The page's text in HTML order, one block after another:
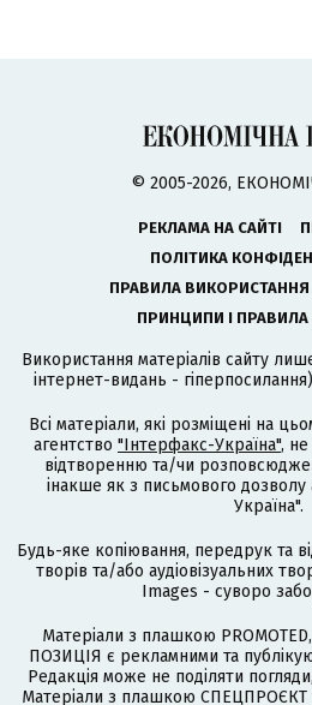
© 2005-2026,
РЕКЛАМА НА САЙТІ
ПОЛІТИКА
ПРАВИЛА ВИКОРИСТАННЯ
ПРИНЦИПИ І
Використання матеріалів сайту
інтернет-видань -
Всі матеріали, які розміщені на
агентство "Інтерфакс-Україна",
відтворенню та/чи
інакше як з письмового дозволу
Україна".
Будь-яке копіювання, передрук та
творів та/або аудіовізуальних
Images - суворо
Матеріали з плашкою
ПОЗИЦІЯ є рекламними та
Редакція може не поділяти
Матеріали з плашкою